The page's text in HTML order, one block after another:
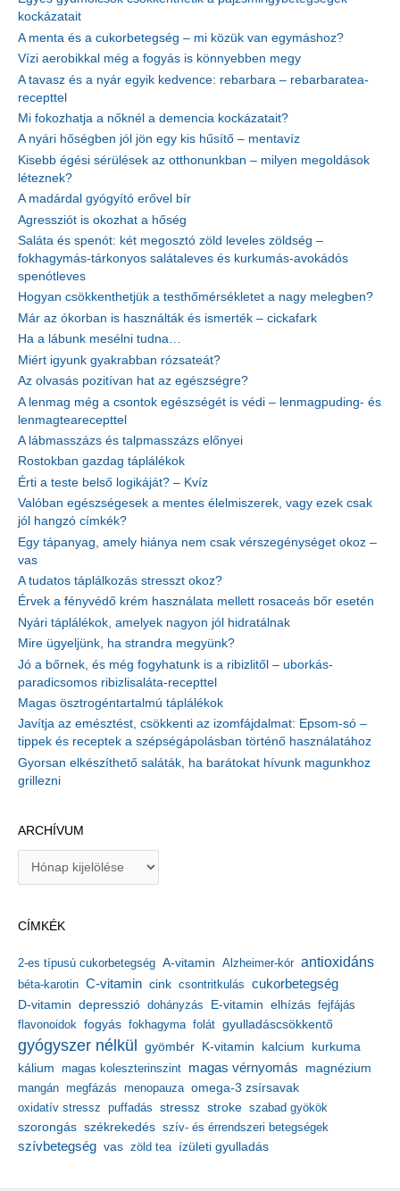
kockázatait
A menta és a cukorbetegség – mi közük van egymáshoz?
Vízi aerobikkal még a fogyás is könnyebben megy
A tavasz és a nyár egyik kedvence: rebarbara – rebarbaratea-
recepttel
Mi fokozhatja a nőknél a demencia kockázatait?
A nyári hőségben jól jön egy kis hűsítő – mentavíz
Kisebb égési sérülések az otthonunkban – milyen megoldások
léteznek?
A madárdal gyógyító erővel bír
Agressziót is okozhat a hőség
Saláta és spenót: két megosztó zöld leveles zöldség –
fokhagymás-tárkonyos salátaleves és kurkumás-avokádós
spenótleves
Hogyan csökkenthetjük a testhőmérsékletet a nagy melegben?
Már az ókorban is használták és ismerték – cickafark
Ha a lábunk mesélni tudna…
Miért igyunk gyakrabban rózsateát?
Az olvasás pozitívan hat az egészségre?
A lenmag még a csontok egészségét is védi – lenmagpuding- és
lenmagtearecepttel
A lábmasszázs és talpmasszázs előnyei
Rostokban gazdag táplálékok
Érti a teste belső logikáját? – Kvíz
Valóban egészségesek a mentes élelmiszerek, vagy ezek csak
jól hangzó címkék?
Egy tápanyag, amely hiánya nem csak vérszegénységet okoz –
vas
A tudatos táplálkozás stresszt okoz?
Érvek a fényvédő krém használata mellett rosaceás bőr esetén
Nyári táplálékok, amelyek nagyon jól hidratálnak
Mire ügyeljünk, ha strandra megyünk?
Jó a bőrnek, és még fogyhatunk is a ribizlitől – uborkás-
paradicsomos ribizlisaláta-recepttel
Magas ösztrogéntartalmú táplálékok
Javítja az emésztést, csökkenti az izomfájdalmat: Epsom-só –
tippek és receptek a szépségápolásban történő használatához
Gyorsan elkészíthető saláták, ha barátokat hívunk magunkhoz
grillezni
ARCHÍVUM
í
u
m
CÍMKÉK
2-es típusú cukorbetegség A-vitamin Alzheimer-kór antioxidáns
béta-karotin C-vitamin cink csontritkulás cukorbetegség
D-vitamin depresszió dohányzás E-vitamin elhízás fejfájás
flavonoidok fogyás fokhagyma folát gyulladáscsökkentő
gyógyszer nélkül gyömbér K-vitamin kalcium kurkuma
kálium magas koleszterinszint magas vérnyomás magnézium
mangán megfázás menopauza omega-3 zsírsavak
oxidatív stressz puffadás stressz stroke szabad gyökök
szorongás székrekedés szív- és érrendszeri betegségek
szívbetegség vas zöld tea ízületi gyulladás